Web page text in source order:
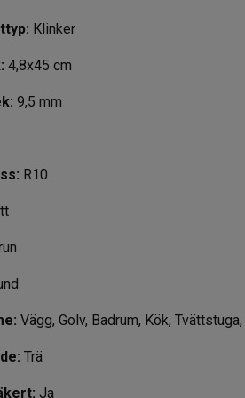
Klinker
4,8x45 cm
9,5 mm
R10
Vägg, Golv, Badrum, Kök,
Trä
Ja